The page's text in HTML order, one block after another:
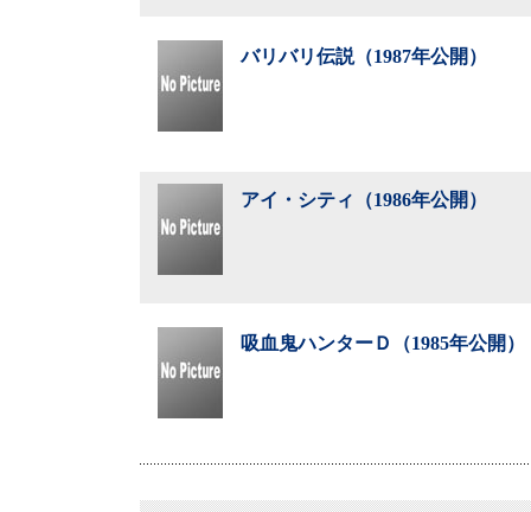
バリバリ伝説（1987年公開）
アイ・シティ（1986年公開）
吸血鬼ハンターＤ（1985年公開）